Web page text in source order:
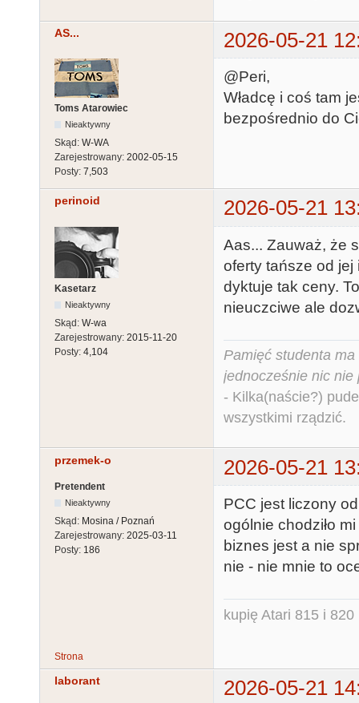
AS... 2026-05-21
Toms Atarowiec
Nieaktywny
Skąd: W-WA
Zarejestrowany: 2002-05-15
Posty: 7,503
@Peri,
Władcę i coś tam
bezpośrednio do
perinoid 2026-05-21
Kasetarz
Nieaktywny
Skąd: W-wa
Zarejestrowany: 2015-11-20
Posty: 4,104
Aas... Zauważ, że
oferty tańsze od
dyktuje tak ceny.
nieuczciwe ale
Pamięć studenta
jednocześnie nic nie
- Kilka(naście?)
wszystkimi rządzić.
przemek-o 2026-05-21
Pretendent
Nieaktywny
Skąd: Mosina / Poznań
Zarejestrowany: 2025-03-11
Posty: 186
PCC jest liczony
ogólnie chodziło
biznes jest a nie
nie - nie mnie to
kupię Atari 815 i 820
Strona
laborant
2026-05-21